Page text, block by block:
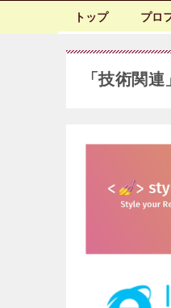
トップ プロ
「技術関